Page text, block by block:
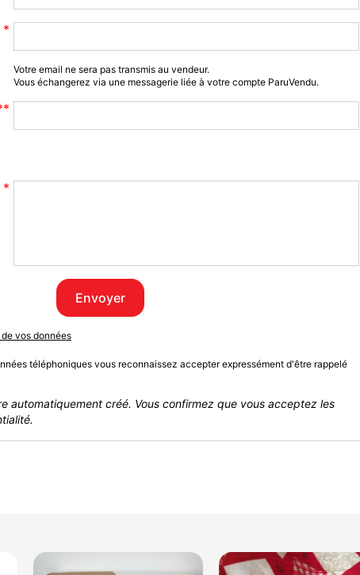
Votre email ne sera pas transmis au vendeur.
Vous échangerez via une messagerie liée à votre compte ParuVendu.
Envoyer
vos données
téléphoniques vous reconnaissez accepter expressément d'être rappelé
automatiquement créé. Vous confirmez que vous acceptez les